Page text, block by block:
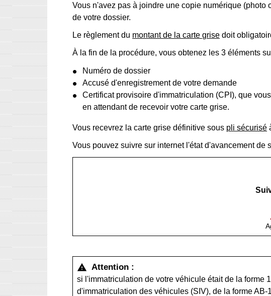
Vous n'avez pas à joindre une copie numérique
de votre dossier.
Le règlement du montant de la carte grise doit
À la fin de la procédure, vous obtenez les 3 éléments
Numéro de dossier
Accusé d'enregistrement de votre demande
Certificat provisoire d'immatriculation (CPI), que
en attendant de recevoir votre carte grise.
Vous recevrez la carte grise définitive sous pli sécurisé
Vous pouvez suivre sur internet l'état d'avancement de
warning Attention :
si l'immatriculation de votre véhicule était de la forme
d'immatriculation des véhicules (SIV), de la forme